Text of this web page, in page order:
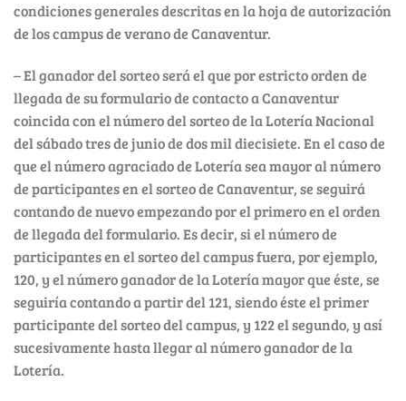
condiciones generales descritas en la hoja de autorización
de los campus de verano de Canaventur.
– El ganador del sorteo será el que por estricto orden de
llegada de su formulario de contacto a Canaventur
coincida con el número del sorteo de la Lotería Nacional
del sábado tres de junio de dos mil diecisiete. En el caso de
que el número agraciado de Lotería sea mayor al número
de participantes en el sorteo de Canaventur, se seguirá
contando de nuevo empezando por el primero en el orden
de llegada del formulario. Es decir, si el número de
participantes en el sorteo del campus fuera, por ejemplo,
120, y el número ganador de la Lotería mayor que éste, se
seguiría contando a partir del 121, siendo éste el primer
participante del sorteo del campus, y 122 el segundo, y así
sucesivamente hasta llegar al número ganador de la
Lotería.